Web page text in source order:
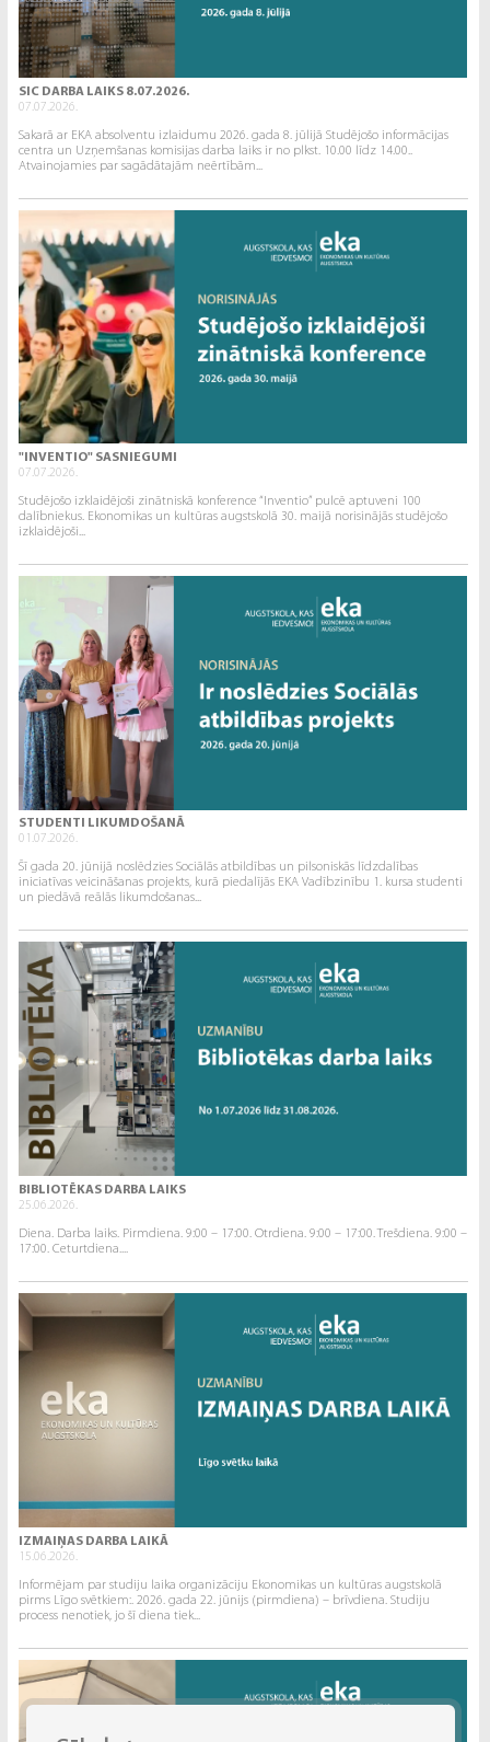
SIC DARBA LAIKS 8.07.2026.
07.07.2026.
Sakarā ar EKA absolventu izlaidumu 2026. gada 8. jūlijā Studējošo informācijas
centra un Uzņemšanas komisijas darba laiks ir no plkst. 10.00 līdz 14.00..
Atvainojamies par sagādātajām neērtībām...
"INVENTIO" SASNIEGUMI
07.07.2026.
Studējošo izklaidējoši zinātniskā konference “Inventio” pulcē aptuveni 100
dalībniekus. Ekonomikas un kultūras augstskolā 30. maijā norisinājās studējošo
izklaidējoši...
STUDENTI LIKUMDOŠANĀ
01.07.2026.
Šī gada 20. jūnijā noslēdzies Sociālās atbildības un pilsoniskās līdzdalības
iniciatīvas veicināšanas projekts, kurā piedalījās EKA Vadībzinību 1. kursa studenti
un piedāvā reālās likumdošanas...
BIBLIOTĒKAS DARBA LAIKS
25.06.2026.
Diena. Darba laiks. Pirmdiena. 9:00 – 17:00. Otrdiena. 9:00 – 17:00. Trešdiena. 9:00 –
17:00. Ceturtdiena....
IZMAIŅAS DARBA LAIKĀ
15.06.2026.
Informējam par studiju laika organizāciju Ekonomikas un kultūras augstskolā
pirms Līgo svētkiem:. 2026. gada 22. jūnijs (pirmdiena) – brīvdiena. Studiju
process nenotiek, jo šī diena tiek...